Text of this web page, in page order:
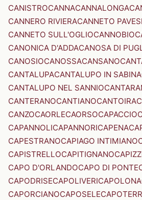
CANISTROCANNACANNALONGA
CANNERO RIVIERACANNETO
CANNETO SULL'OGLIOCANNOBIO
CANONICA D'ADDACANOSA DI
CANOSIOCANOSSACANSANO
CANTALUPACANTALUPO IN SABINA
CANTALUPO NEL SANNIO
CANTERANOCANTIANOCANTOIRA
CANZOCAORLECAORSOCAPACCIO
CAPANNOLICAPANNORICAPENA
CAPESTRANOCAPIAGO INTIMIANO
CAPISTRELLOCAPITIGNANO
CAPO D'ORLANDOCAPO DI PONTE
CAPODRISECAPOLIVERICAPOLONA
CAPORCIANOCAPOSELE